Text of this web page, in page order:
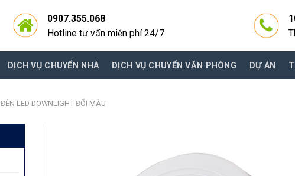
0907.355.068
Hotline tư vấn miễn phí 24/7
DỊCH VỤ CHUYỂN NHÀ DỊCH VỤ CHUYỂN VĂN PHÒNG DỰ ÁN
ĐÈN LED DOWNLIGHT ĐỔI MÀU